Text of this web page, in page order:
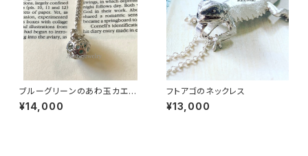
ブルーグリーンのあわ玉カエル
ネックレス
¥14,000
フトアゴのネックレス
¥13,000